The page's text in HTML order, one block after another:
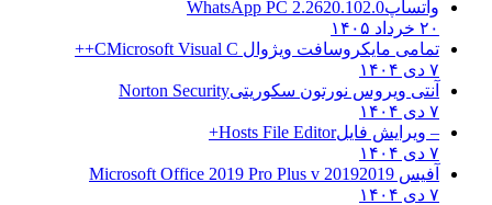
واتساپWhatsApp PC 2.2620.102.0
۲۰ خرداد ۱۴۰۵
تمامی مایکروسافت ویژوال C Microsoft Visual C++
۷ دی ۱۴۰۴
آنتی ویروس نورتون سکوریتیNorton Security
۷ دی ۱۴۰۴
– ویرایش فایلHosts File Editor+
۷ دی ۱۴۰۴
آفیس 2019 2019 Microsoft Office 2019 Pro Plus v
۷ دی ۱۴۰۴